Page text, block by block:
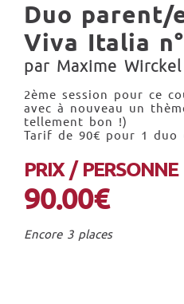
Duo parent/
Viva Italia
par Maxime Wirckel
2ème session pour ce
avec à nouveau un
tellement bon !)
Tarif de 90€ pour 1 duo
PRIX / PERSONNE
90.00€
Encore 3 places